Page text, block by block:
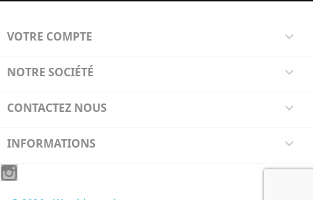
VOTRE COMPTE 
NOTRE SOCIÉTÉ 
CONTACTEZ NOUS 
INFORMATIONS 